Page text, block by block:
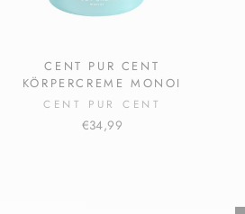
CENT PUR CENT
KÖRPERCREME MONOI
CENT PUR CENT
€34,99